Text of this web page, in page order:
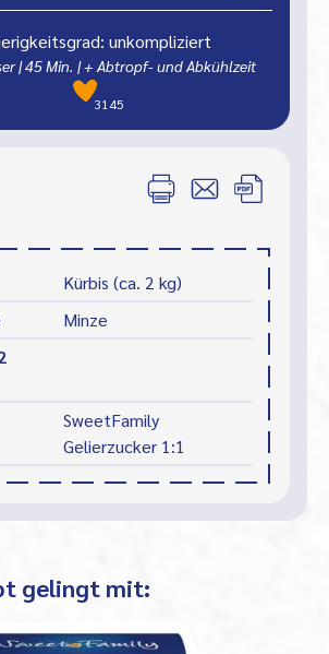
unkompliziert
|45 Min. | + Abtropf- und Abkühlzeit
3145
Kürbis (ca. 2 kg)
Minze
SweetFamily
Gelierzucker 1:1
gelingt mit: